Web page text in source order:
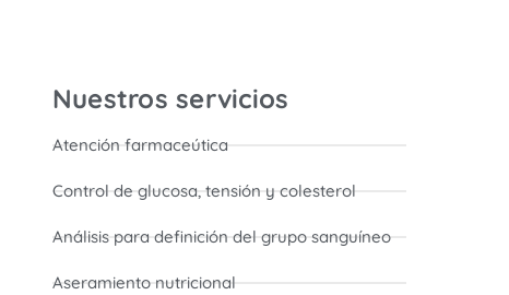
Nuestros servicios
Atención farmaceútica
Control de glucosa, tensión y colesterol
Análisis para definición del grupo sanguíneo
Aseramiento nutricional